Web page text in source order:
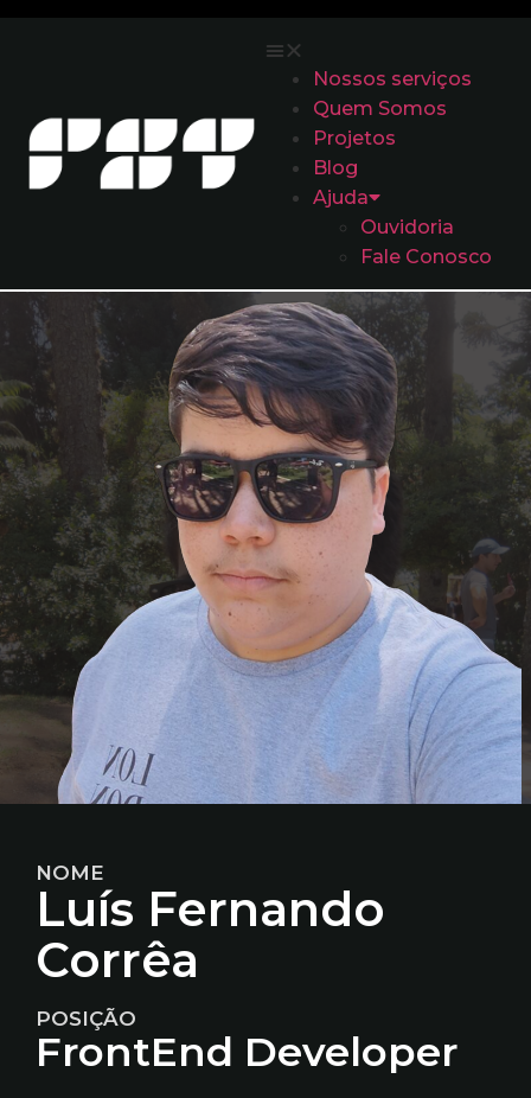
Nossos serviços
Quem Somos
Projetos
Blog
Ajuda
Ouvidoria
Fale Conosco
NOME
Luís Fernando
Corrêa
POSIÇÃO
FrontEnd Developer​